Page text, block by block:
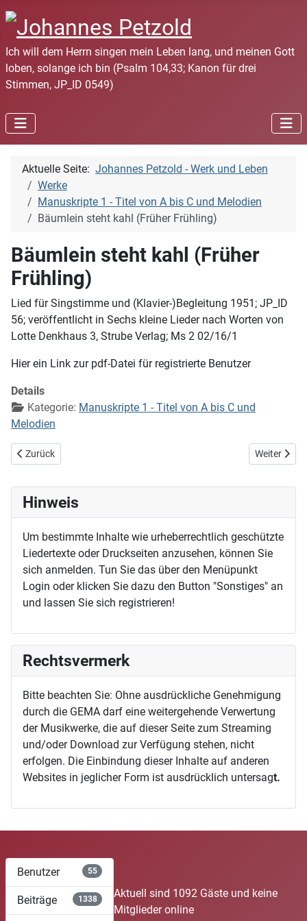
Ich will dem Herrn singen mein Leben lang, und meinen Gott
loben, solange ich bin (Psalm 104,33; Kanon für drei
Stimmen, JP_ID 0549)
Aktuelle Seite: Johannes Petzold - Werk und Leben
Werke
Manuskripte 1 - Titel von A bis C und Melodien
Bäumlein steht kahl (Früher Frühling)
Bäumlein steht kahl (Früher
Frühling)
Lied für Singstimme und (Klavier-)Begleitung 1951; JP_ID
56; veröffentlicht in Sechs kleine Lieder nach Worten von
Lotte Denkhaus 3, Strube Verlag; Ms 2 02/16/1
Hier ein Link zur pdf-Datei für registrierte Benutzer
Details
Kategorie: Manuskripte 1 - Titel von A bis C und
Melodien
Vorheriger Beitrag: Ballade von Gustav Flink
Zurück Nächster
Weiter
Hinweis
Um bestimmte Inhalte wie urheberrechtlich geschützte
Liedertexte oder Druckseiten anzusehen, können Sie
sich anmelden. Tun Sie das über den Menüpunkt
Login oder klicken Sie dazu den Button "Sonstiges" an
und lassen Sie sich registrieren!
Rechtsvermerk
Bitte beachten Sie: Ohne ausdrückliche Genehmigung
durch die GEMA darf eine weitergehende Verwertung
der Musikwerke, die auf dieser Seite zum Streaming
und/oder Download zur Verfügung stehen, nicht
erfolgen. Die Einbindung dieser Inhalte auf anderen
Websites in jeglicher Form ist ausdrücklich untersagt.
Benutzer 55
Beiträge 1338
Aktuell sind 1092 Gäste und keine
Mitglieder online